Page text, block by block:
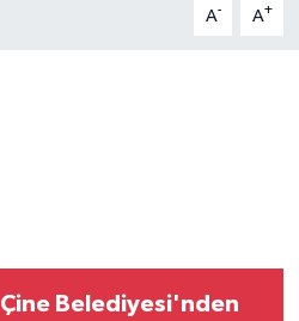
A- A+
Çine Belediyesi'nden